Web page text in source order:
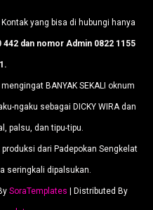
yang bisa di hubungi hanya
442 dan nomor Admin 0822 1155
BANYAK SEKALI oknum
ngaku sebagai DICKY WIRA dan
palsu, dan tipu-tipu.
dari Padepokan Sengkelat
seringkali dipalsukan.
SoraTemplates | Distributed By